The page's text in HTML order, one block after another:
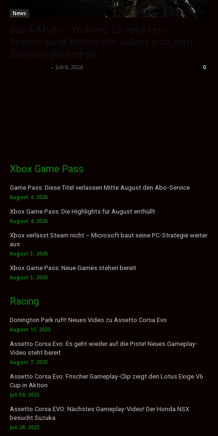
News
- Juli 8, 2024 0
Xbox Game Pass
Game Pass: Diese Titel verlassen Mitte August den Abo-Service
August 4, 2026
Xbox Game Pass: Die Highlights für August enthüllt
August 4, 2026
Xbox verlässt Steam nicht – Microsoft baut seine PC-Strategie weiter
aus
August 3, 2026
Xbox Game Pass: Neue Games stehen bereit
August 3, 2026
Racing
Donington Park ruft! Neues Video zu Assetto Corsa Evo
August 11, 2025
Assetto Corsa Evo: Es geht wieder auf die Piste! Neues Gameplay-
Video steht bereit
August 7, 2025
Assetto Corsa Evo: Frischer Gameplay-Clip zeigt den Lotus Exige V6
Cup in Aktion
Juli 30, 2025
Assetto Corsa EVO: Nächstes Gameplay-Video! Der Honda NSX
besucht Suzuka
Juli 28, 2025